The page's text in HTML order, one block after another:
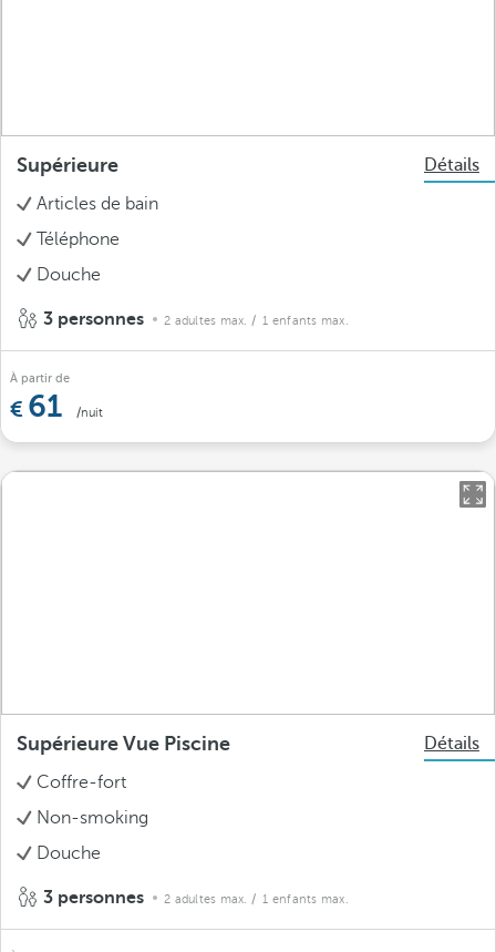
Supérieure
Détails
Articles de bain
Téléphone
Douche
3 personnes 2 adultes max. / 1 enfants max.
À partir de
61 /nuit
Supérieure Vue Piscine
Détails
Coffre-fort
Non-smoking
Douche
3 personnes 2 adultes max. / 1 enfants max.